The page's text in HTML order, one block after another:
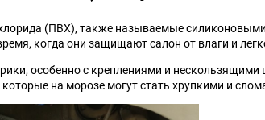
Wanderer Willys
ЗИЛ ЗиС
(ПВХ), также называемые
когда они защищают салон от влаги и
особенно с креплениями и
на морозе могут стать хрупкими и